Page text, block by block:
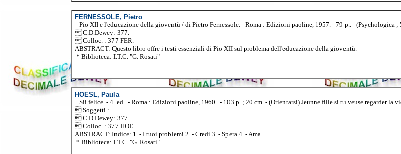
FERNESSOLE, Pietro
Pio XII e l'educazione della gioventù / di Pietro Fernessole. - Roma : Edizioni paoline, 1957. - 79 p.. - (Psychologica ;
 C.D.Dewey: 377.
 Colloc. : 377 FER.
ABSTRACT: Questo libro offre i testi essenziali di Pio XII sul problema dell'educazione della gioventù.
* Biblioteca: I.T.C. "G. Rosati"
HOESL, Paula
Sii felice. - 4. ed.. - Roma : Edizioni paoline, 1960.. - 103 p. ; 20 cm. - (Orientarsi) Jeunne fille si tu veuse regarder la
 Soggetti :
 C.D.Dewey: 377.
 Colloc. : 377 HOE.
ABSTRACT: Indice: 1. - I tuoi problemi 2. - Credi 3. - Spera 4. - Ama
* Biblioteca: I.T.C. "G. Rosati"